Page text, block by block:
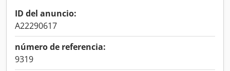
ID del anuncio:
A22290617
número de referencia:
9319